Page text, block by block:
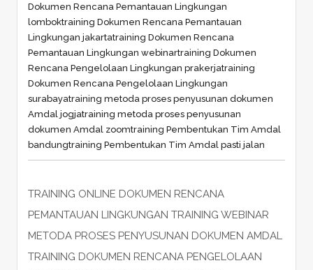
Dokumen Rencana Pemantauan Lingkungan
lomboktraining Dokumen Rencana Pemantauan
Lingkungan jakartatraining Dokumen Rencana
Pemantauan Lingkungan webinartraining Dokumen
Rencana Pengelolaan Lingkungan prakerjatraining
Dokumen Rencana Pengelolaan Lingkungan
surabayatraining metoda proses penyusunan dokumen
Amdal jogjatraining metoda proses penyusunan
dokumen Amdal zoomtraining Pembentukan Tim Amdal
bandungtraining Pembentukan Tim Amdal pasti jalan
TRAINING ONLINE DOKUMEN RENCANA
PEMANTAUAN LINGKUNGAN TRAINING WEBINAR
METODA PROSES PENYUSUNAN DOKUMEN AMDAL
TRAINING DOKUMEN RENCANA PENGELOLAAN